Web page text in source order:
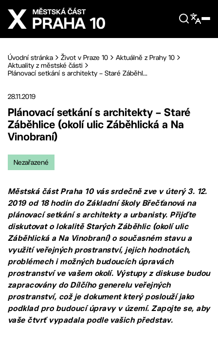
Přejít na hlavní obsah
Úvodní stránka Život v Praze 10
Aktuálně z Prahy 10
Aktuality z městské části
Plánovací setkání s architekty – Staré Záběhl...
28.11.2019
Plánovací setkání s architekty – Staré
Záběhlice (okolí ulic Záběhlická a Na
Vinobraní)
Nezařazené
Městská část Praha 10 vás srdečně zve v úterý 3. 12.
2019 od 18 hodin do Základní školy Břečťanová na
plánovací setkání s architekty a urbanisty. Přijďte
diskutovat o lokalitě Starých Záběhlic (okolí ulic
Záběhlická a Na Vinobraní) o současném stavu a
využití veřejných prostranství, jejich hodnotách,
problémech i možných budoucích úpravách
prostranství ve vašem okolí. Výstupy z diskuse budou
zapracovány do Dílčího generelu veřejných
prostranství, což je dokument který poslouží jako
podklad pro budoucí úpravy v území. Zapojte se, aby
vaše čtvrť vypadala podle vašich představ.